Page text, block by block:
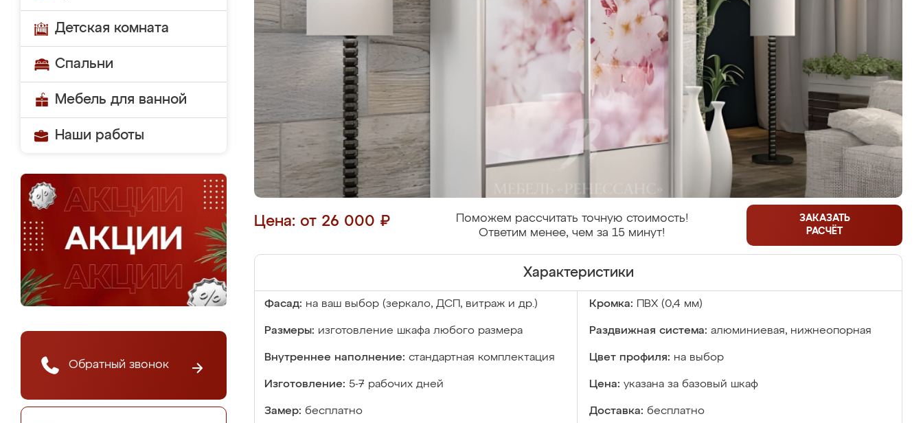
Детская комната
Спальни
Мебель для ванной
Наши работы
Обратный звонок
Цена: от 26 000 ₽
Поможем рассчитать точную стоимость!
Ответим менее, чем за 15 минут!
ЗАКАЗАТЬ
РАСЧЁТ
Характеристики
Фасад: на ваш выбор (зеркало, ДСП, витраж и др.) Кромка: ПВХ (0,4 мм)
Размеры: изготовление шкафа любого размера Раздвижная система: алюминиевая, нижнеопорная
Внутреннее наполнение: стандартная комплектация Цвет профиля: на выбор
Изготовление: 5-7 рабочих дней Цена: указана за базовый шкаф
Замер: бесплатно Доставка: бесплатно